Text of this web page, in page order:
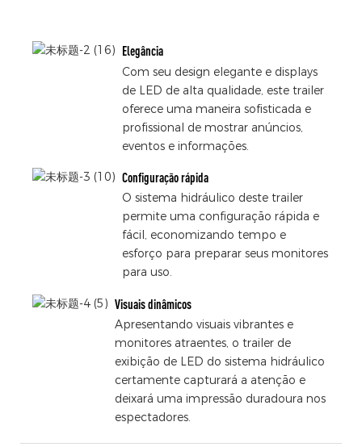
Elegância
Com seu design elegante e displays
de LED de alta qualidade, este trailer
oferece uma maneira sofisticada e
profissional de mostrar anúncios,
eventos e informações.
Configuração rápida
O sistema hidráulico deste trailer
permite uma configuração rápida e
fácil, economizando tempo e
esforço para preparar seus monitores
para uso.
Visuais dinâmicos
Apresentando visuais vibrantes e
monitores atraentes, o trailer de
exibição de LED do sistema hidráulico
certamente capturará a atenção e
deixará uma impressão duradoura nos
espectadores.